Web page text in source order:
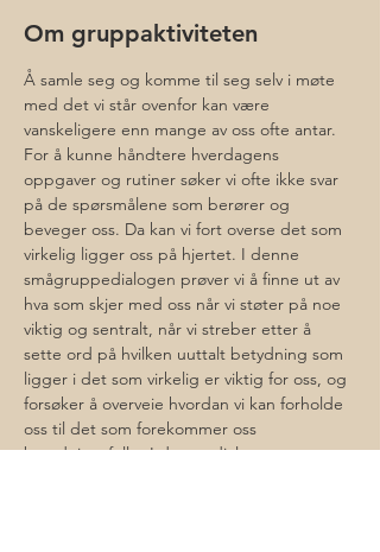
Om gruppaktiviteten
Å samle seg og komme til seg selv i møte
med det vi står ovenfor kan være
vanskeligere enn mange av oss ofte antar.
For å kunne håndtere hverdagens
oppgaver og rutiner søker vi ofte ikke svar
på de spørsmålene som berører og
beveger oss. Da kan vi fort overse det som
virkelig ligger oss på hjertet. I denne
smågruppedialogen prøver vi å finne ut av
hva som skjer med oss når vi støter på noe
viktig og sentralt, når vi streber etter å
sette ord på hvilken uuttalt betydning som
ligger i det som virkelig er viktig for oss, og
forsøker å overveie hvordan vi kan forholde
oss til det som forekommer oss
betydningsfullt.  I denne dialogen er